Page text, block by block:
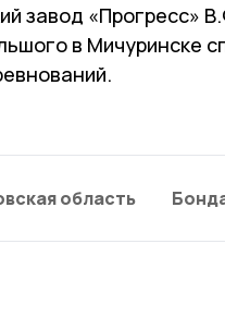
завод «Прогресс»
в Мичуринске
область